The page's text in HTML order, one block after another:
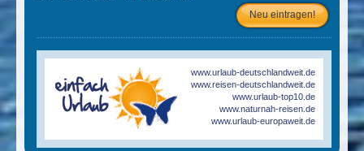
Neu eintragen!
www.urlaub-deutschlandweit.de
www.reisen-deutschlandweit.de
www.urlaub-top10.de
www.naturnah-reisen.de
www.urlaub-europaweit.de